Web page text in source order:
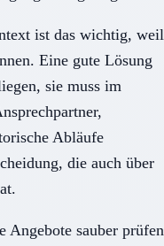
ist das wichtig, weil
Eine gute Lösung
sie muss im
Abläufe
die auch über
Angebote sauber prüfen